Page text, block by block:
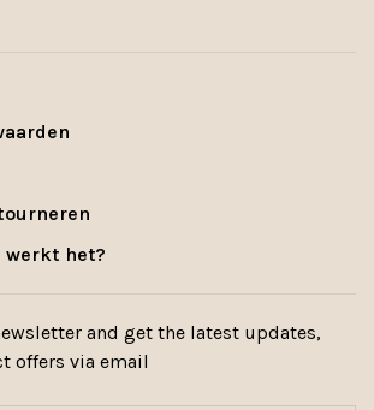
werkt het?
and get the latest updates,
offers via email